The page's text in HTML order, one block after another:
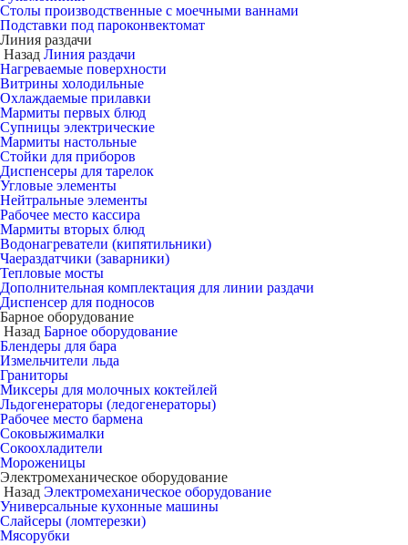
Столы производственные с моечными ваннами
Подставки под пароконвектомат
Линия раздачи
Назад Линия раздачи
Нагреваемые поверхности
Витрины холодильные
Охлаждаемые прилавки
Мармиты первых блюд
Супницы электрические
Мармиты настольные
Стойки для приборов
Диспенсеры для тарелок
Угловые элементы
Нейтральные элементы
Рабочее место кассира
Мармиты вторых блюд
Водонагреватели (кипятильники)
Чаераздатчики (заварники)
Тепловые мосты
Дополнительная комплектация для линии раздачи
Диспенсер для подносов
Барное оборудование
Назад Барное оборудование
Блендеры для бара
Измельчители льда
Граниторы
Миксеры для молочных коктейлей
Льдогенераторы (ледогенераторы)
Рабочее место бармена
Соковыжималки
Сокоохладители
Мороженицы
Электромеханическое оборудование
Назад Электромеханическое оборудование
Универсальные кухонные машины
Слайсеры (ломтерезки)
Мясорубки